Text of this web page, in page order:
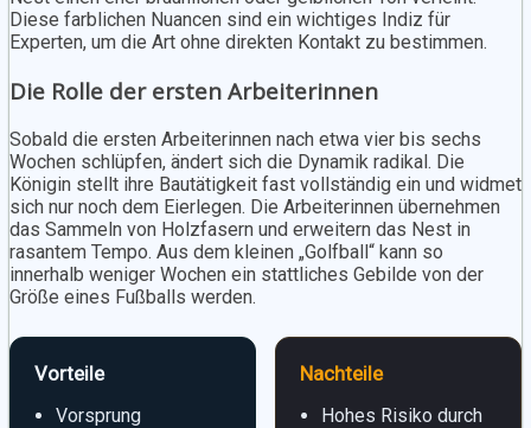
Diese farblichen Nuancen sind ein wichtiges Indiz für
Experten, um die Art ohne direkten Kontakt zu bestimmen.
Die Rolle der ersten Arbeiterinnen
Sobald die ersten Arbeiterinnen nach etwa vier bis sechs
Wochen schlüpfen, ändert sich die Dynamik radikal. Die
Königin stellt ihre Bautätigkeit fast vollständig ein und widmet
sich nur noch dem Eierlegen. Die Arbeiterinnen übernehmen
das Sammeln von Holzfasern und erweitern das Nest in
rasantem Tempo. Aus dem kleinen „Golfball“ kann so
innerhalb weniger Wochen ein stattliches Gebilde von der
Größe eines Fußballs werden.
Vorteile
Vorsprung
Nachteile
Hohes Risiko durch